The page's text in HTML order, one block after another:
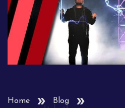
Home Blog